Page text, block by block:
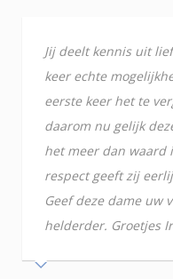
Jij deelt kennis uit
keer echte
eerste keer het te
daarom nu gelijk
het meer dan waard
respect geeft zij
Geef deze dame uw
helderder. Groetjes